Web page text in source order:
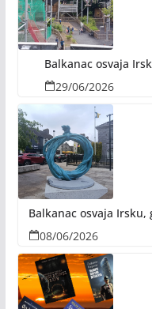
Balkanac osvaja
29/06/2026
Balkanac osvaja Irsku,
08/06/2026